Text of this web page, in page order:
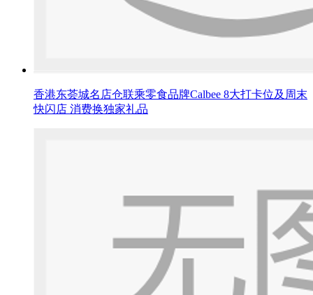
香港东荟城名店仓联乘零食品牌Calbee 8大打卡位及周末
快闪店 消费换独家礼品